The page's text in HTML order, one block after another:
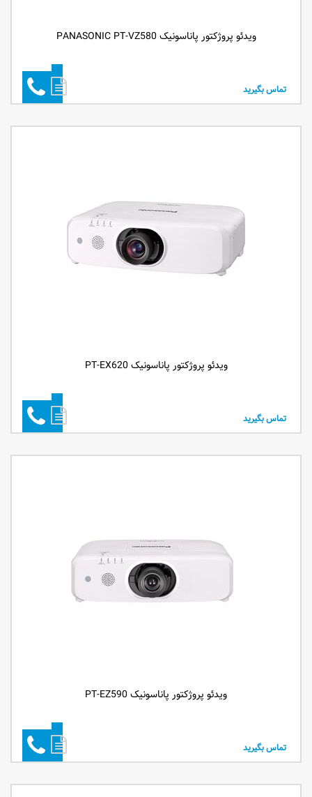
ویدئو پروژکتور پاناسونیک PANASONIC PT-VZ580
تماس بگیرید
ویدئو پروژکتور پاناسونیک PT-EX620
تماس بگیرید
ویدئو پروژکتور پاناسونیک PT-EZ590
تماس بگیرید